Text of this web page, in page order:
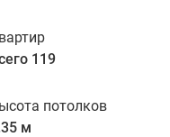
119
потолков
3.35 м